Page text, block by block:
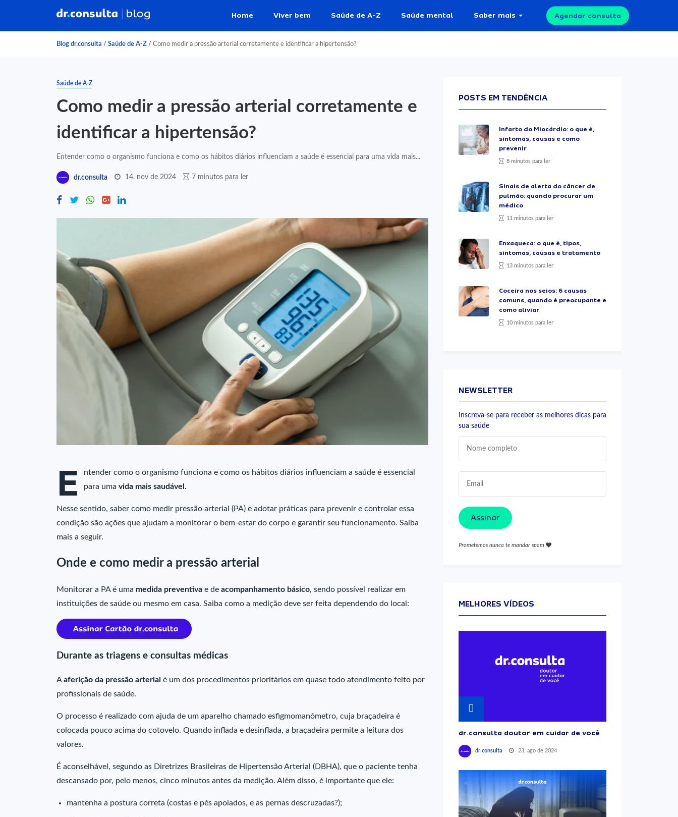
Home Viver bem Saúde de A-Z Saúde mental Saber mais Agendar consulta
Blog dr.consulta / Saúde de A-Z / Como medir a pressão arterial corretamente e identificar a hipertensão?
Saúde de A-Z
Como medir a pressão arterial corretamente e
identificar a hipertensão?
Entender como o organismo funciona e como os hábitos diários influenciam a saúde é essencial para uma vida mais...
dr.consulta 14, nov de 2024 7 minutos para ler
E
ntender como o organismo funciona e como os hábitos diários influenciam a saúde é essencial
para uma vida mais saudável.
Nesse sentido, saber como medir pressão arterial (PA) e adotar práticas para prevenir e controlar essa
condição são ações que ajudam a monitorar o bem-estar do corpo e garantir seu funcionamento. Saiba
mais a seguir.
Onde e como medir a pressão arterial
Monitorar a PA é uma medida preventiva e de acompanhamento básico, sendo possível realizar em
instituições de saúde ou mesmo em casa. Saiba como a medição deve ser feita dependendo do local:
Durante as triagens e consultas médicas
Aaferição da pressão arterial é um dos procedimentos prioritários em quase todo atendimento feito por
profissionais de saúde.
O processo é realizado com ajuda de um aparelho chamado esfigmomanômetro, cuja braçadeira é
colocada pouco acima do cotovelo. Quando inflada e desinflada, a braçadeira permite a leitura dos
valores.
É aconselhável, segundo as Diretrizes Brasileiras de Hipertensão Arterial (DBHA), que o paciente tenha
descansado por, pelo menos, cinco minutos antes da medição. Além disso, é importante que ele:
mantenha a postura correta (costas e pés apoiados, e as pernas descruzadas?);
POSTS EM TENDÊNCIA
Infarto do Miocárdio: o que é,
sintomas, causas e como
prevenir
8 minutos para ler
Sinais de alerta do câncer de
pulmão: quando procurar um
médico
11 minutos para ler
Enxaqueca: o que é, tipos,
sintomas, causas e tratamento
13 minutos para ler
Coceira nos seios: 6 causas
comuns, quando é preocupante e
como aliviar
10 minutos para ler
NEWSLETTER
Inscreva-se para receber as melhores dicas para
sua saúde
Assinar
Prometemos nunca te mandar spam
MELHORES VÍDEOS
dr.consulta doutor em cuidar de você
dr.consulta 23, ago de 2024